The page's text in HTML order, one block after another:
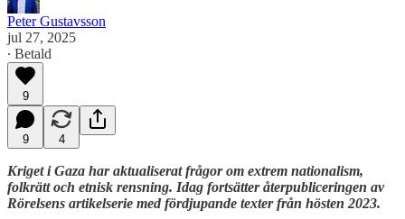
Peter Gustavsson
jul 27, 2025
∙ Betald
9
9 4
Kriget i Gaza har aktualiserat frågor om extrem nationalism,
folkrätt och etnisk rensning. Idag fortsätter återpubliceringen av
Rörelsens artikelserie med fördjupande texter från hösten 2023.